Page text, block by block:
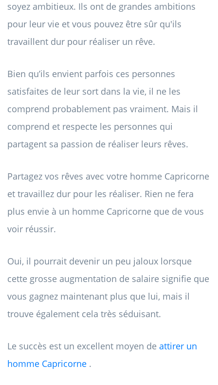
soyez ambitieux. Ils ont de grandes ambitions
pour leur vie et vous pouvez être sûr qu'ils
travaillent dur pour réaliser un rêve.
Bien qu’ils envient parfois ces personnes
satisfaites de leur sort dans la vie, il ne les
comprend probablement pas vraiment. Mais il
comprend et respecte les personnes qui
partagent sa passion de réaliser leurs rêves.
Partagez vos rêves avec votre homme Capricorne
et travaillez dur pour les réaliser. Rien ne fera
plus envie à un homme Capricorne que de vous
voir réussir.
Oui, il pourrait devenir un peu jaloux lorsque
cette grosse augmentation de salaire signifie que
vous gagnez maintenant plus que lui, mais il
trouve également cela très séduisant.
Le succès est un excellent moyen de attirer un
homme Capricorne .